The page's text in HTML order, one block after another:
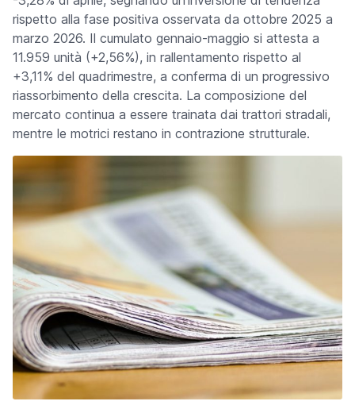
rispetto alla fase positiva osservata da ottobre 2025 a
marzo 2026. Il cumulato gennaio-maggio si attesta a
11.959 unità (+2,56%), in rallentamento rispetto al
+3,11% del quadrimestre, a conferma di un progressivo
riassorbimento della crescita. La composizione del
mercato continua a essere trainata dai trattori stradali,
mentre le motrici restano in contrazione strutturale.